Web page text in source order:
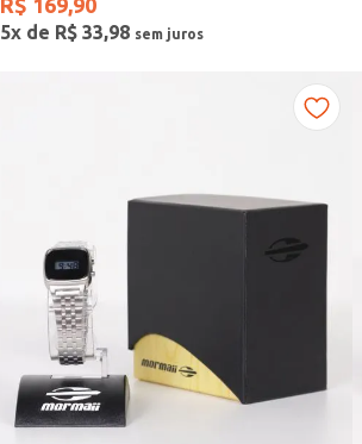
R$ 169,90
5x de R$ 33,98